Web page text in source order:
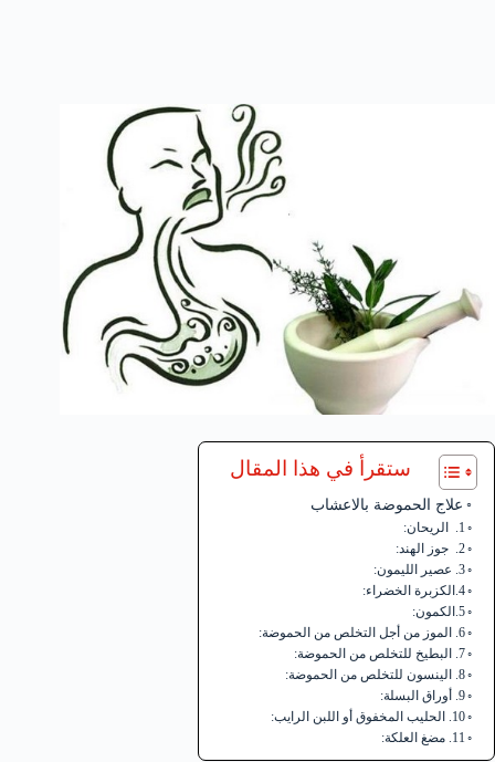
ستقرأ في هذا المقال
علاج الحموضة بالاعشاب
1. الريحان:
2. جوز الهند:
3. عصير الليمون:
4.الكزبرة الخضراء:
5.الكمون:
6. الموز من أجل التخلص من الحموضة:
7. البطيخ للتخلص من الحموضة:
8. الينسون للتخلص من الحموضة:
9. أوراق البسلة:
10. الحليب المخفوق أو اللبن الرايب:
11. مضغ العلكة: